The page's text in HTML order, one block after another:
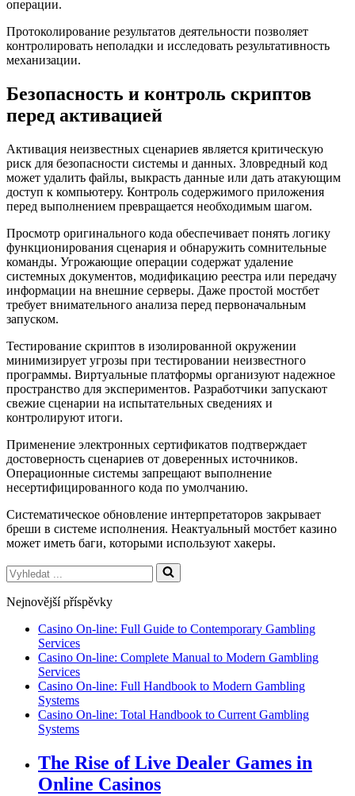
операции.
Протоколирование результатов деятельности позволяет
контролировать неполадки и исследовать результативность
механизации.
Безопасность и контроль скриптов
перед активацией
Активация неизвестных сценариев является критическую
риск для безопасности системы и данных. Зловредный код
может удалить файлы, выкрасть данные или дать атакующим
доступ к компьютеру. Контроль содержимого приложения
перед выполнением превращается необходимым шагом.
Просмотр оригинального кода обеспечивает понять логику
функционирования сценария и обнаружить сомнительные
команды. Угрожающие операции содержат удаление
системных документов, модификацию реестра или передачу
информации на внешние серверы. Даже простой мостбет
требует внимательного анализа перед первоначальным
запуском.
Тестирование скриптов в изолированной окружении
минимизирует угрозы при тестировании неизвестного
программы. Виртуальные платформы организуют надежное
пространство для экспериментов. Разработчики запускают
свежие сценарии на испытательных сведениях и
контролируют итоги.
Применение электронных сертификатов подтверждает
достоверность сценариев от доверенных источников.
Операционные системы запрещают выполнение
несертифицированного кода по умолчанию.
Систематическое обновление интерпретаторов закрывает
бреши в системе исполнения. Неактуальный мостбет казино
может иметь баги, которыми используют хакеры.
Vyhledat
...
Nejnovější příspěvky
Casino On-line: Full Guide to Contemporary Gambling
Services
Casino On-line: Complete Manual to Modern Gambling
Services
Casino On-line: Full Handbook to Modern Gambling
Systems
Casino On-line: Total Handbook to Current Gambling
Systems
The Rise of Live Dealer Games in
Online Casinos